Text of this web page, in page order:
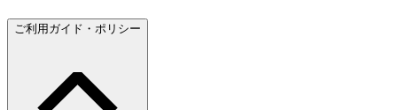
ご利用ガイド・ポリシー